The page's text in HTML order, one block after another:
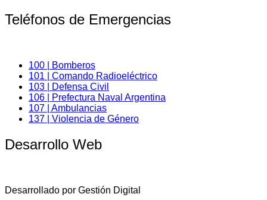
Teléfonos de Emergencias
100 | Bomberos
101 | Comando Radioeléctrico
103 | Defensa Civil
106 | Prefectura Naval Argentina
107 | Ambulancias
137 | Violencia de Género
Desarrollo Web
Desarrollado por Gestión Digital